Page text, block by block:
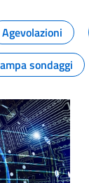
Agevolazioni
sondaggi